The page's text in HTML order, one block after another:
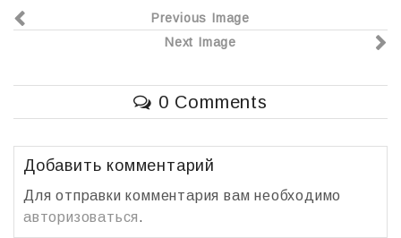
e
b
o
o
k
er р
в
и
т
Previous Image
Next Image
0 Comments
Добавить комментарий
Для отправки комментария вам необходимо
авторизоваться.